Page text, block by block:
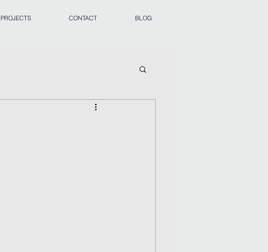
PROJECTS CONTACT BLOG